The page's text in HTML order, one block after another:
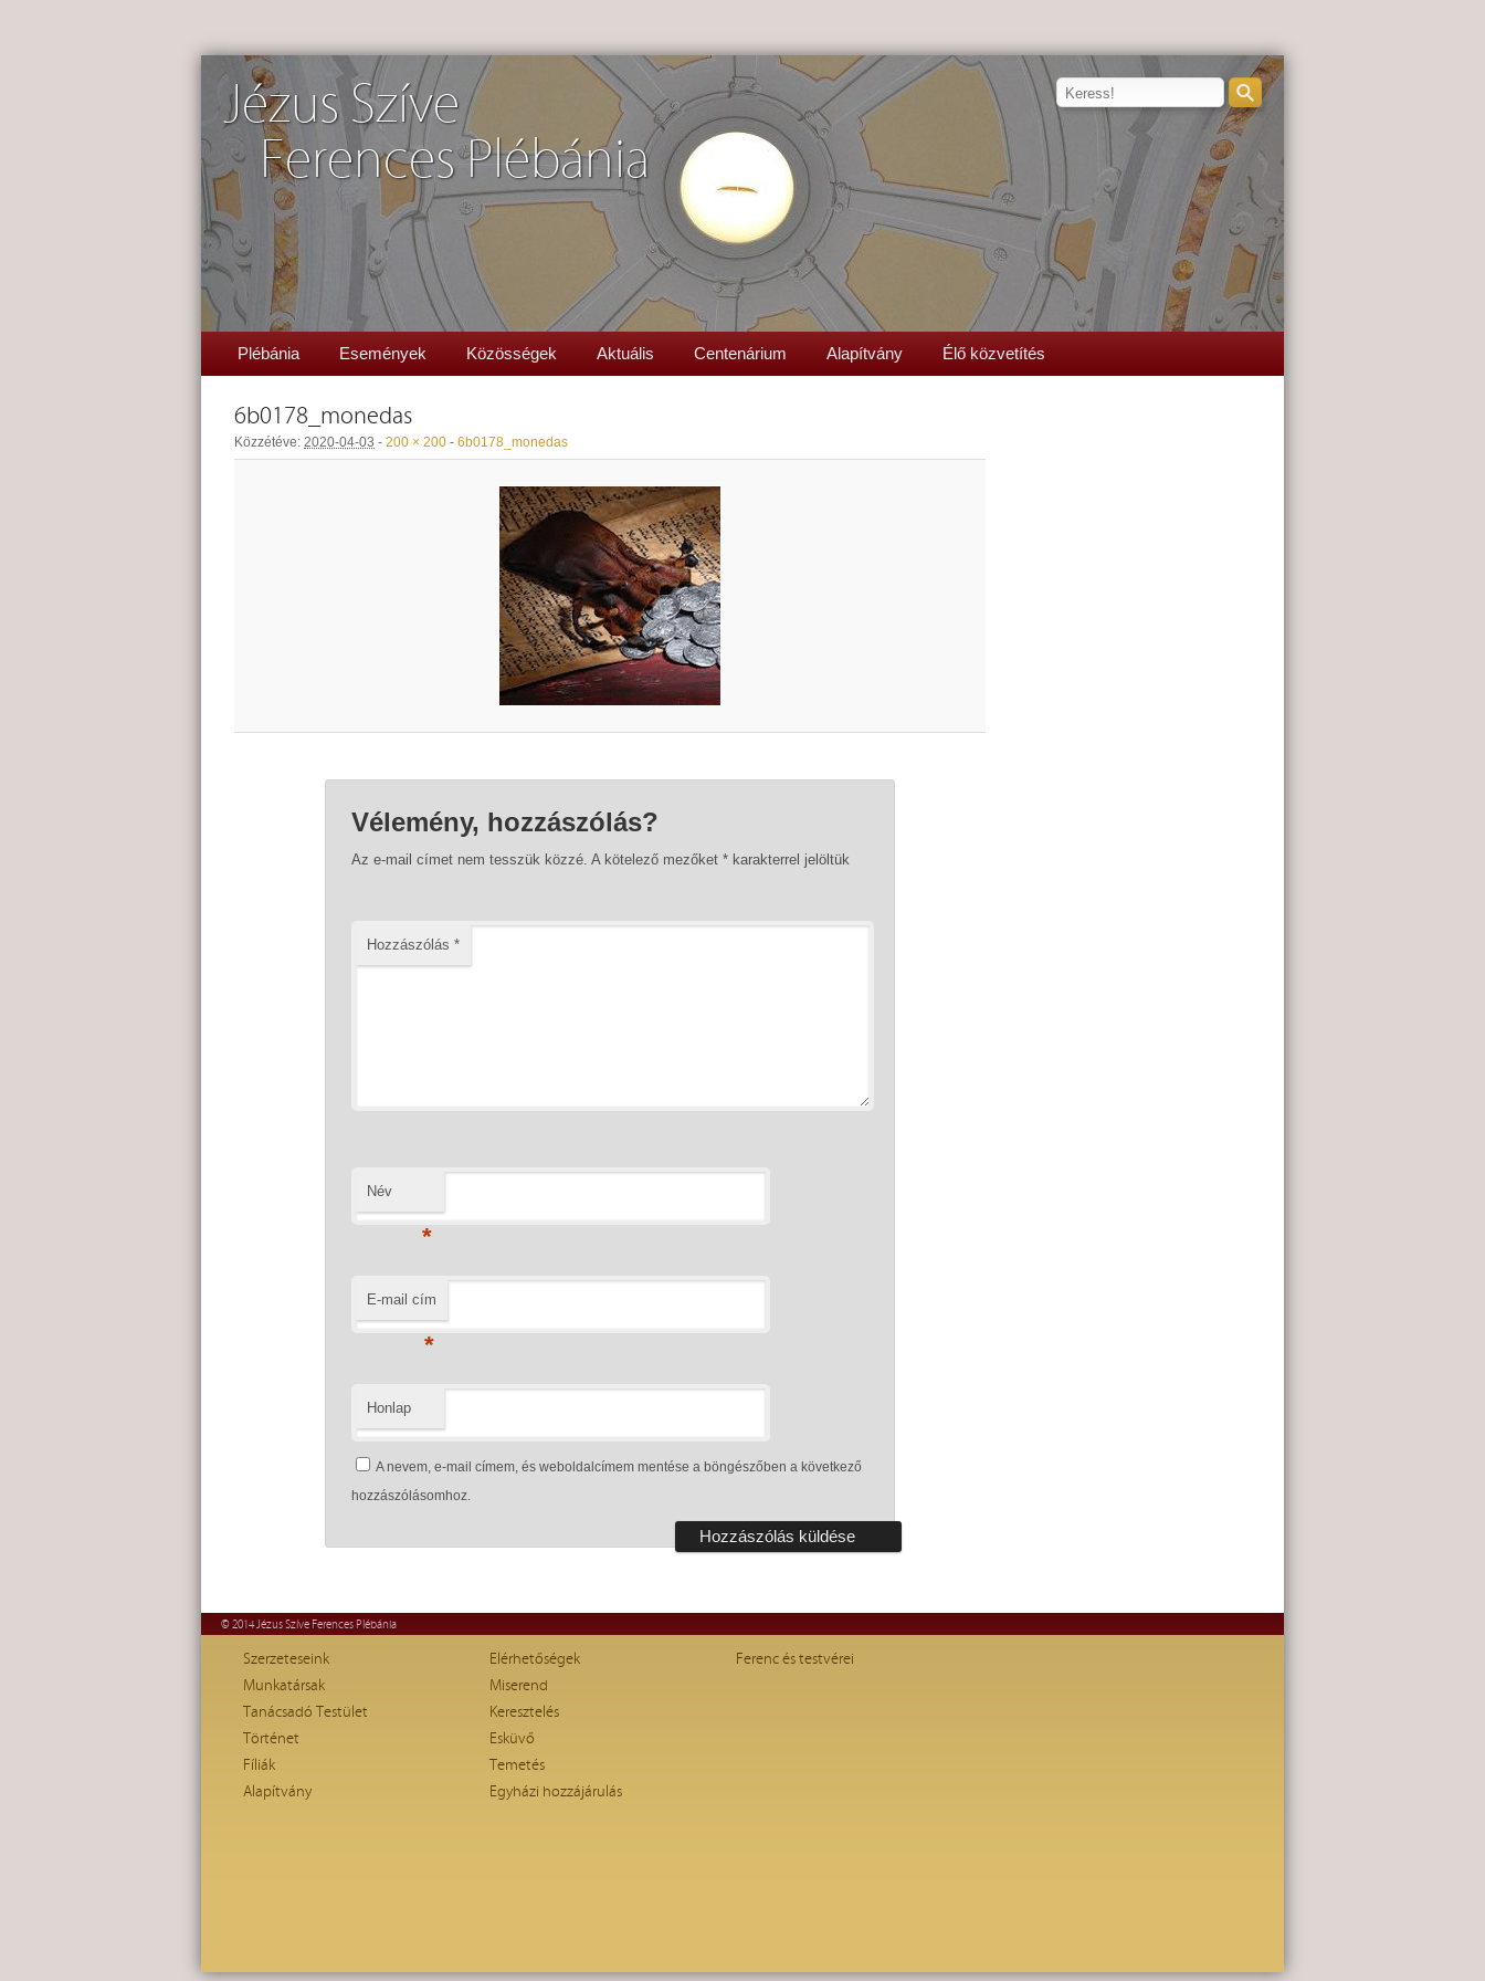
Jézus Szíve
Ferences Plébánia
Plébánia Események Közösségek Aktuális Centenárium Alapítvány Élő közvetítés
6b0178_monedas
Közzétéve: 2020-04-03 - 200 × 200 - 6b0178_monedas
Vélemény, hozzászólás?
Az e-mail címet nem tesszük közzé. A kötelező mezőket *karakterrel jelöltük
Hozzászólás *
Név
*
E-mail cím
*
Honlap
A nevem, e-mail címem, és weboldalcímem mentése a böngészőben a következő
hozzászólásomhoz.
© 2014 Jézus Szíve Ferences Plébánia
Szerzeteseink
Munkatársak
Tanácsadó Testület
Történet
Fíliák
Alapítvány
Elérhetőségek
Miserend
Keresztelés
Esküvő
Temetés
Egyházi hozzájárulás
Ferenc és testvérei